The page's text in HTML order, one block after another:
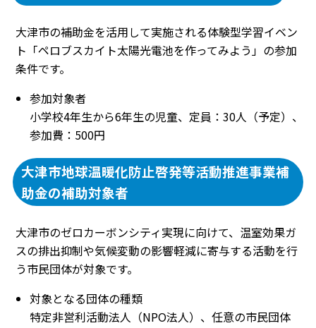
大津市の補助金を活用して実施される体験型学習イベン
ト「ペロブスカイト太陽光電池を作ってみよう」の参加
条件です。
参加対象者
小学校4年生から6年生の児童、定員：30人（予定）、
参加費：500円
大津市地球温暖化防止啓発等活動推進事業補
助金の補助対象者
大津市のゼロカーボンシティ実現に向けて、温室効果ガ
スの排出抑制や気候変動の影響軽減に寄与する活動を行
う市民団体が対象です。
対象となる団体の種類
特定非営利活動法人（NPO法人）、任意の市民団体